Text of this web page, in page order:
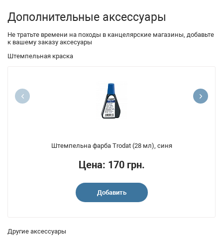
Дополнительные аксессуары
Не тратьте времени на походы в канцелярские магазины, добавьте
к вашему заказу аксесуары
Штемпельная краска
Штемпельна фарба Trodat (28 мл), синя
Цена: 170 грн.
Добавить
Другие аксессуары